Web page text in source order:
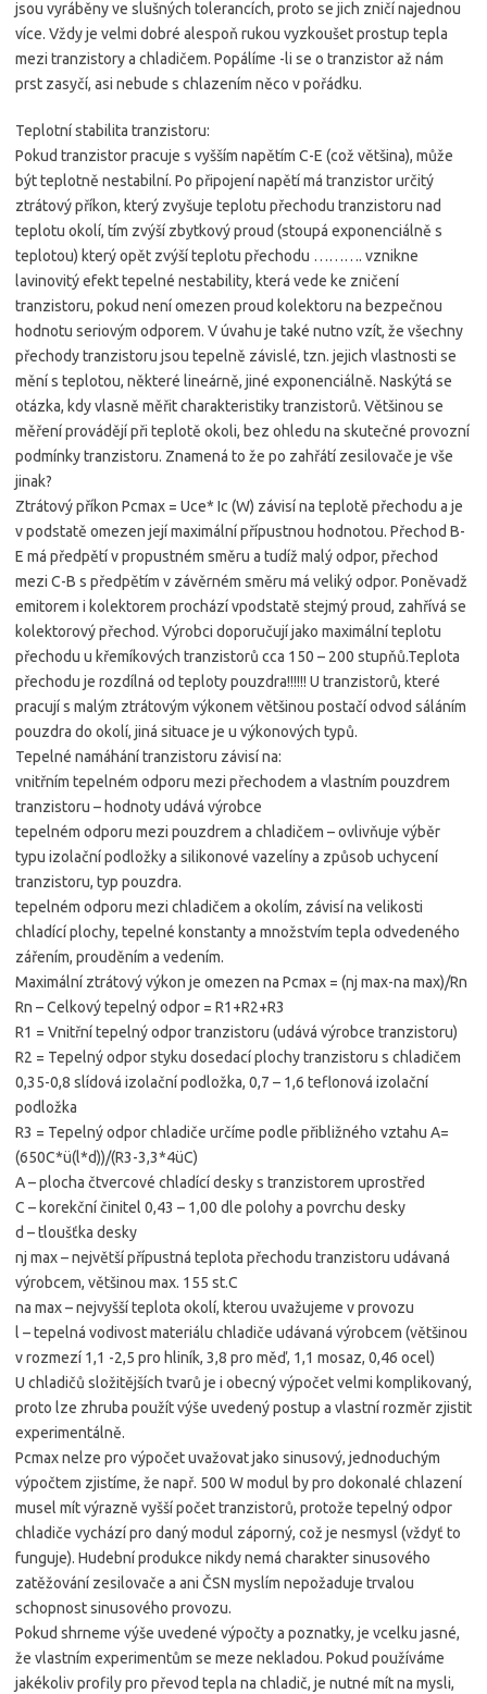
jsou vyráběny ve slušných tolerancích, proto se jich zničí najednou
více. Vždy je velmi dobré alespoň rukou vyzkoušet prostup tepla
mezi tranzistory a chladičem. Popálíme -li se o tranzistor až nám
prst zasyčí, asi nebude s chlazením něco v pořádku.
Teplotní stabilita tranzistoru:
Pokud tranzistor pracuje s vyšším napětím C-E (což většina), může
být teplotně nestabilní. Po připojení napětí má tranzistor určitý
ztrátový příkon, který zvyšuje teplotu přechodu tranzistoru nad
teplotu okolí, tím zvýší zbytkový proud (stoupá exponenciálně s
teplotou) který opět zvýší teplotu přechodu ………. vznikne
lavinovitý efekt tepelné nestability, která vede ke zničení
tranzistoru, pokud není omezen proud kolektoru na bezpečnou
hodnotu seriovým odporem. V úvahu je také nutno vzít, že všechny
přechody tranzistoru jsou tepelně závislé, tzn. jejich vlastnosti se
mění s teplotou, některé lineárně, jiné exponenciálně. Naskýtá se
otázka, kdy vlasně měřit charakteristiky tranzistorů. Většinou se
měření provádějí při teplotě okoli, bez ohledu na skutečné provozní
podmínky tranzistoru. Znamená to že po zahřátí zesilovače je vše
jinak?
Ztrátový příkon Pcmax = Uce* Ic (W) závisí na teplotě přechodu a je
v podstatě omezen její maximální přípustnou hodnotou. Přechod B-
E má předpětí v propustném směru a tudíž malý odpor, přechod
mezi C-B s předpětím v závěrném směru má veliký odpor. Poněvadž
emitorem i kolektorem prochází vpodstatě stejmý proud, zahřívá se
kolektorový přechod. Výrobci doporučují jako maximální teplotu
přechodu u křemíkových tranzistorů cca 150 – 200 stupňů.Teplota
přechodu je rozdílná od teploty pouzdra!!!!!! U tranzistorů, které
pracují s malým ztrátovým výkonem většinou postačí odvod sáláním
pouzdra do okolí, jiná situace je u výkonových typů.
Tepelné namáhání tranzistoru závisí na:
vnitřním tepelném odporu mezi přechodem a vlastním pouzdrem
tranzistoru – hodnoty udává výrobce
tepelném odporu mezi pouzdrem a chladičem – ovlivňuje výběr
typu izolační podložky a silikonové vazelíny a způsob uchycení
tranzistoru, typ pouzdra.
tepelném odporu mezi chladičem a okolím, závisí na velikosti
chladící plochy, tepelné konstanty a množstvím tepla odvedeného
zářením, prouděním a vedením.
Maximální ztrátový výkon je omezen na Pcmax = (nj max-na max)/Rn
Rn – Celkový tepelný odpor = R1+R2+R3
R1 = Vnitřní tepelný odpor tranzistoru (udává výrobce tranzistoru)
R2 = Tepelný odpor styku dosedací plochy tranzistoru s chladičem
0,35-0,8 slídová izolační podložka, 0,7 – 1,6 teflonová izolační
podložka
R3 = Tepelný odpor chladiče určíme podle přibližného vztahu A=
(650C*ü(l*d))/(R3-3,3*4üC)
A – plocha čtvercové chladící desky s tranzistorem uprostřed
C – korekční činitel 0,43 – 1,00 dle polohy a povrchu desky
d – tloušťka desky
nj max – největší přípustná teplota přechodu tranzistoru udávaná
výrobcem, většinou max. 155 st.C
na max – nejvyšší teplota okolí, kterou uvažujeme v provozu
l – tepelná vodivost materiálu chladiče udávaná výrobcem (většinou
v rozmezí 1,1 -2,5 pro hliník, 3,8 pro měď, 1,1 mosaz, 0,46 ocel)
U chladičů složitějších tvarů je i obecný výpočet velmi komplikovaný,
proto lze zhruba použít výše uvedený postup a vlastní rozměr zjistit
experimentálně.
Pcmax nelze pro výpočet uvažovat jako sinusový, jednoduchým
výpočtem zjistíme, že např. 500 W modul by pro dokonalé chlazení
musel mít výrazně vyšší počet tranzistorů, protože tepelný odpor
chladiče vychází pro daný modul záporný, což je nesmysl (vždyť to
funguje). Hudební produkce nikdy nemá charakter sinusového
zatěžování zesilovače a ani ČSN myslím nepožaduje trvalou
schopnost sinusového provozu.
Pokud shrneme výše uvedené výpočty a poznatky, je vcelku jasné,
že vlastním experimentům se meze nekladou. Pokud používáme
jakékoliv profily pro převod tepla na chladič, je nutné mít na mysli,